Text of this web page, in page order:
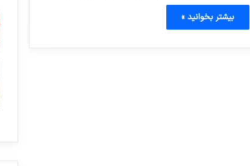
بیشتر بخوانید »